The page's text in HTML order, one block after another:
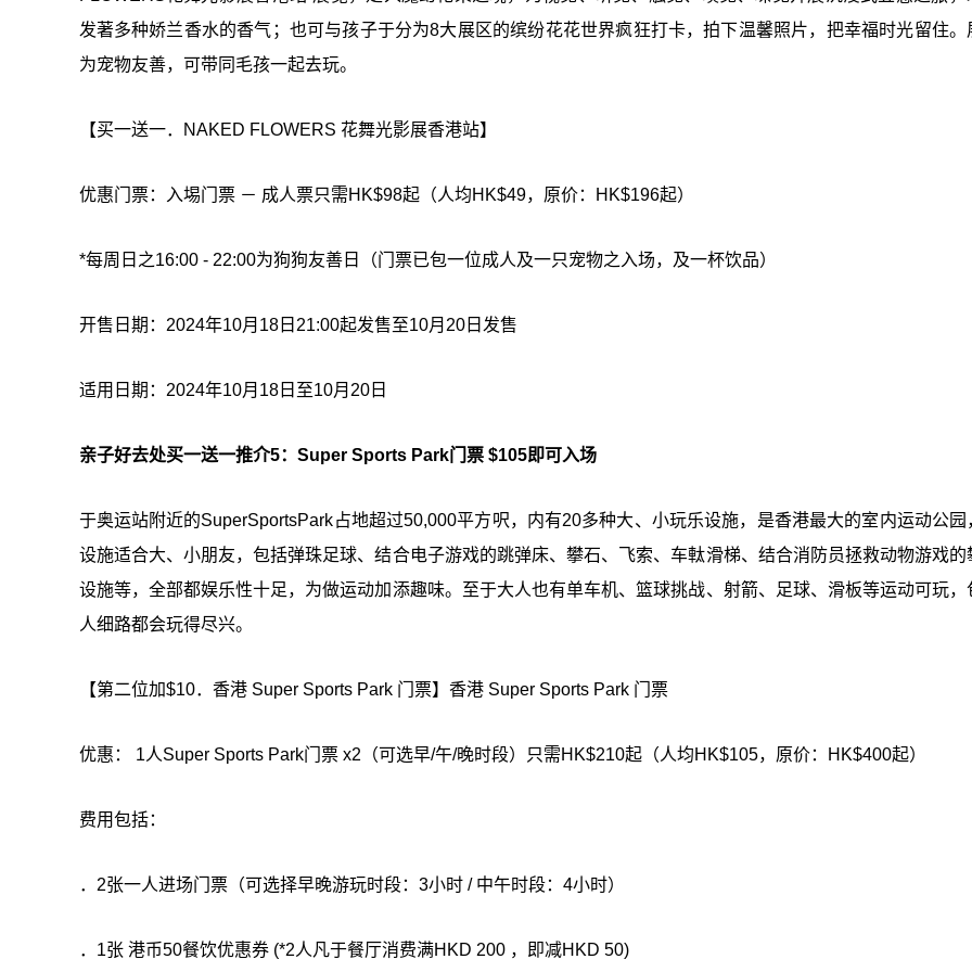
发著多种娇兰香水的香气；也可与孩子于分为8大展区的缤纷花花世界疯狂打卡，拍下温馨照片，把幸福时光留住。
为宠物友善，可带同毛孩一起去玩。
【买一送一．NAKED FLOWERS 花舞光影展香港站】
优惠门票：入埸门票 － 成人票只需HK$98起（人均HK$49，原价：HK$196起）
*每周日之16:00 - 22:00为狗狗友善日（门票已包一位成人及一只宠物之入场，及一杯饮品）
开售日期：2024年10月18日21:00起发售至10月20日发售
适用日期：2024年10月18日至10月20日
亲子好去处买一送一推介5：Super Sports Park门票 $105即可入场
于奥运站附近的SuperSportsPark占地超过50,000平方呎，内有20多种大、小玩乐设施，是香港最大的室内运动公园
设施适合大、小朋友，包括弹珠足球、结合电子游戏的跳弹床、攀石、飞索、车軚滑梯、结合消防员拯救动物游戏的
设施等，全部都娱乐性十足，为做运动加添趣味。至于大人也有单车机、篮球挑战、射箭、足球、滑板等运动可玩，
人细路都会玩得尽兴。
【第二位加$10．香港 Super Sports Park 门票】香港 Super Sports Park 门票
优惠： 1人Super Sports Park门票 x2（可选早/午/晚时段）只需HK$210起（人均HK$105，原价：HK$400起）
费用包括：
．2张一人进场门票（可选择早晚游玩时段：3小时 / 中午时段：4小时）
．1张 港币50餐饮优惠券 (*2人凡于餐厅消费满HKD 200 ，即减HKD 50)